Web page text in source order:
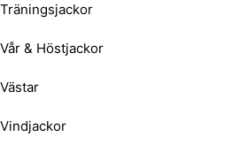
Träningsjackor
Vår & Höstjackor
Västar
Vindjackor